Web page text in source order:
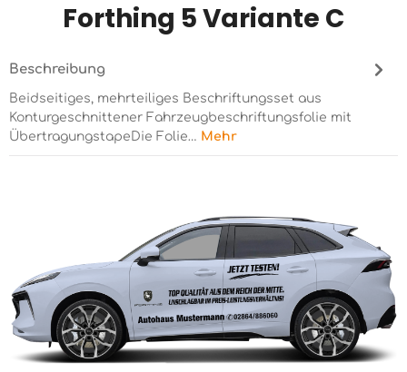
Forthing 5 Variante C
Beschreibung
Beidseitiges, mehrteiliges Beschriftungsset aus
Konturgeschnittener Fahrzeugbeschriftungsfolie mit
ÜbertragungstapeDie Folie… Mehr